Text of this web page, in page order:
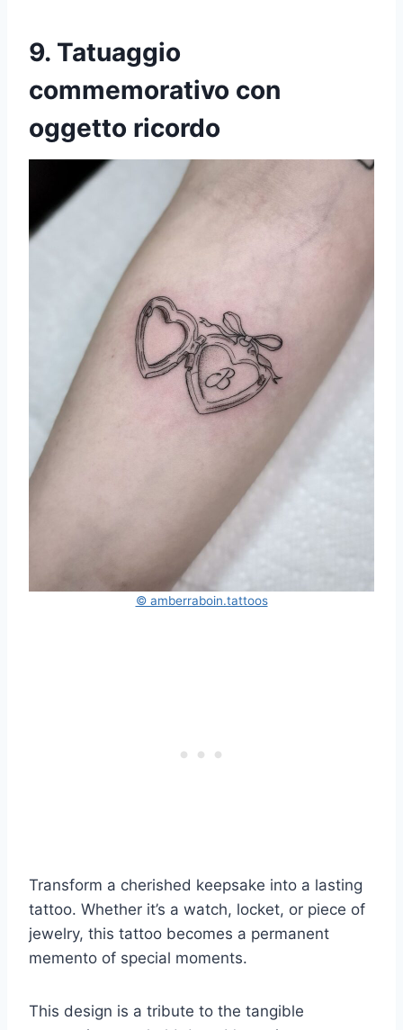
9. Tatuaggio
commemorativo con
oggetto ricordo
© amberraboin.tattoos
Transform a cherished keepsake into a lasting
tattoo. Whether it’s a watch, locket, or piece of
jewelry, this tattoo becomes a permanent
memento of special moments.
This design is a tribute to the tangible